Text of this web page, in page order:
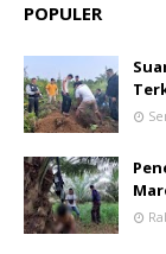
POPULER